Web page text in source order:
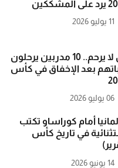
11 يوليو 2026
المونديال لا يرحم.. 10 مدربين يرحلون
بعد الإخفاق في كأس
06 يوليو 2026
أمام كوراساو تكتب
في تاريخ كأس
14 يونيو 2026